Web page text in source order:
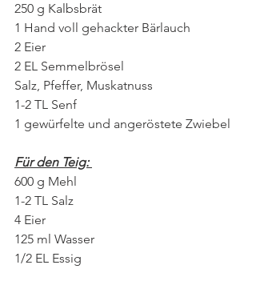
250 g Kalbsbrät
1 Hand voll gehackter Bärlauch
2 Eier
2 EL Semmelbrösel
Salz, Pfeffer, Muskatnuss
1-2 TL Senf
1 gewürfelte und angeröstete Zwiebel
Für den Teig:
600 g Mehl
1-2 TL Salz
4 Eier
125 ml Wasser
1/2 EL Essig